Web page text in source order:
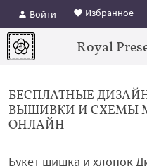
Войти Избранное
Royal
БЕСПЛАТНЫЕ
ВЫШИВКИ И СХЕМЫ
ОНЛАЙН
Букет шишка и хлопок